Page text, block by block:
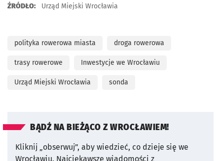
ŹRÓDŁO: Urząd Miejski Wrocławia
polityka rowerowa miasta droga rowerowa
trasy rowerowe Inwestycje we Wrocławiu
Urząd Miejski Wrocławia sonda
BĄDŹ NA BIEŻĄCO Z WROCŁAWIEM!
Kliknij „obserwuj”, aby wiedzieć, co dzieje się we
Wrocławiu. Najciekawsze wiadomości z